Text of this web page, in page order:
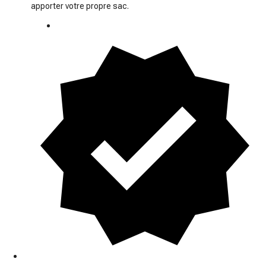
apporter votre propre sac.